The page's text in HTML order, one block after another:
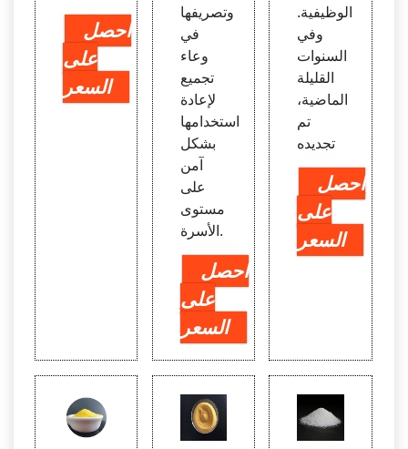
احصل
على
السعر
وتصريفها
في
وعاء
تجميع
لإعادة
استخدامها
بشكل
آمن
على
مستوى
الأسرة.
احصل
على
السعر
الوظيفية.
وفي
السنوات
القليلة
الماضية،
تم
تجديده
احصل
على
السعر